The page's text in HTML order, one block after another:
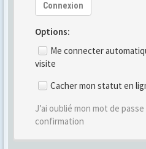
Connexion
Options:
Me connecter
visite
Cacher mon statut en
J’ai oublié mon mot de passe
confirmation